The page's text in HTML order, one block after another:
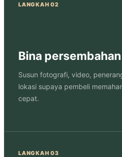
LANGKAH 02
Bina persembahan
Susun fotografi, video,
lokasi supaya pembeli
cepat.
LANGKAH 03